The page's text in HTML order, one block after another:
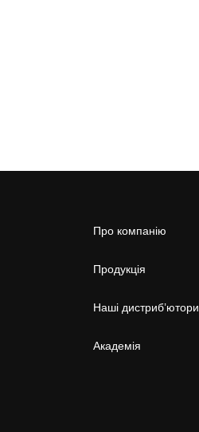
Про компанію
Продукція
Наші дистриб’ютори
Академія